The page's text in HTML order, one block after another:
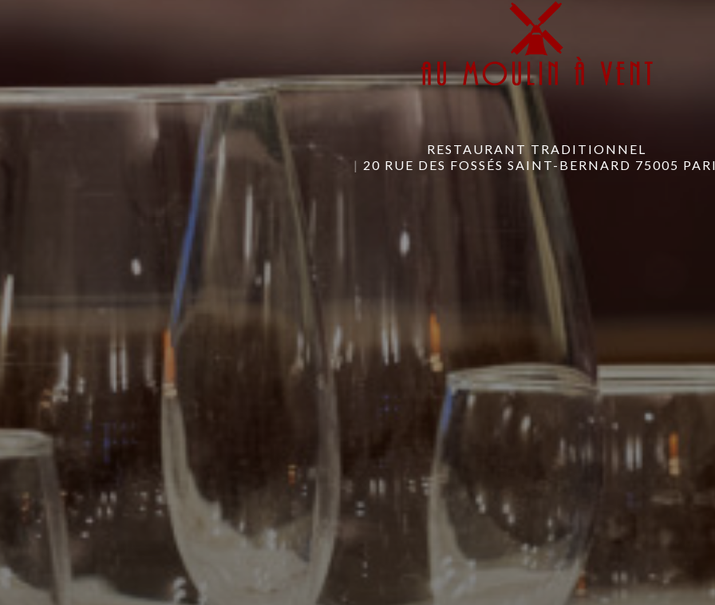
RESTAURANT TRADITIONNEL
20 RUE DES FOSSÉS SAINT-BERNARD 75005